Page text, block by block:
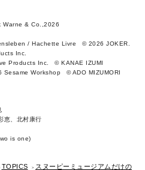
Warne & Co.,2026
/ Hachette Livre
© 2026 JOKER.
Inc.
Products Inc.
© KANAE IZUMI
Sesame Workshop
© ADO MIZUMORI
恵、北村康行
is one)
TOPICS スヌーピーミュージアムだけの